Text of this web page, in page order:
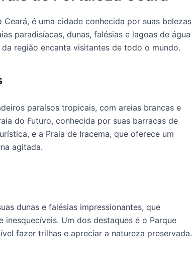
é uma cidade conhecida por suas belezas
paradisíacas, dunas, falésias e lagoas de água
região encanta visitantes de todo o mundo.
paraísos tropicais, com areias brancas e
do Futuro, conhecida por suas barracas de
e a Praia de Iracema, que oferece um
agitada.
dunas e falésias impressionantes, que
inesquecíveis. Um dos destaques é o Parque
fazer trilhas e apreciar a natureza preservada.